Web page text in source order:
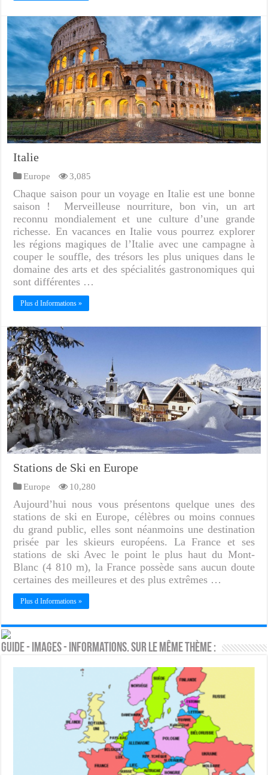
Italie
Europe 3,085
Chaque saison pour un voyage en Italie est une bonne
saison ! Merveilleuse nourriture, bon vin, un art
reconnu mondialement et une culture d’une grande
richesse. En vacances en Italie vous pourrez explorer
les régions magiques de l’Italie avec une campagne à
couper le souffle, des trésors les plus uniques dans le
domaine des arts et des spécialités gastronomiques qui
sont différentes …
Plus d Informations »
Stations de Ski en Europe
Europe 10,280
Aujourd’hui nous vous présentons quelque unes des
stations de ski en Europe, célèbres ou moins connues
du grand public, elles sont néanmoins une destination
prisée par les skieurs européens. La France et ses
stations de ski Avec le point le plus haut du Mont-
Blanc (4 810 m), la France possède sans aucun doute
certaines des meilleures et des plus extrêmes …
Plus d Informations »
Guide - Images - Informations. Sur le même thème :